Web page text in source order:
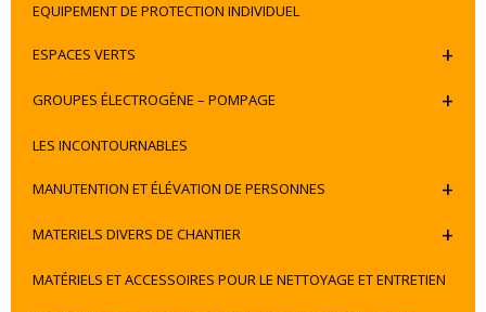
EQUIPEMENT DE PROTECTION INDIVIDUEL
+
ESPACES VERTS
+
GROUPES ÉLECTROGÈNE – POMPAGE
LES INCONTOURNABLES
+
MANUTENTION ET ÉLÉVATION DE PERSONNES
+
MATERIELS DIVERS DE CHANTIER
MATÉRIELS ET ACCESSOIRES POUR LE NETTOYAGE ET ENTRETIEN